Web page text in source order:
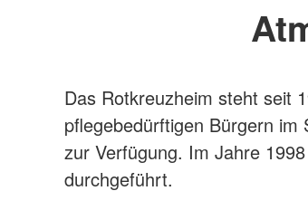
Das Rotkreuzheim steht seit
pflegebedürftigen Bürgern
zur Verfügung. Im Jahre
durchgeführt.